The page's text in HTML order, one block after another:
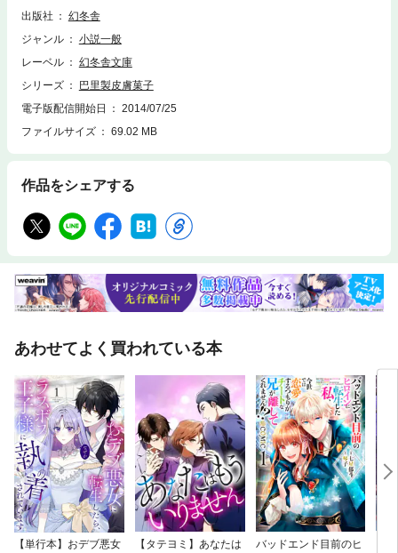
出版社
幻冬舎
ジャンル
小説一般
レーベル
幻冬舎文庫
シリーズ
巴里製皮膚菓子
電子版配信開始日
2014/07/25
ファイルサイズ
69.02 MB
作品をシェアする
あわせてよく買われている本
【単行本】おデブ悪女
【タテヨミ】あなたは
バッドエンド目前のヒ